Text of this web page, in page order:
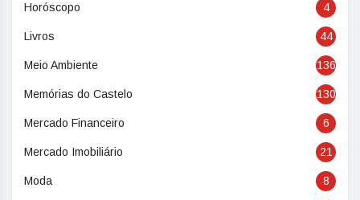
Horóscopo 4
Livros 44
Meio Ambiente 136
Memórias do Castelo 130
Mercado Financeiro 6
Mercado Imobiliário 21
Moda 8